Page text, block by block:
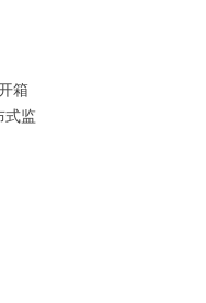
箱
式监